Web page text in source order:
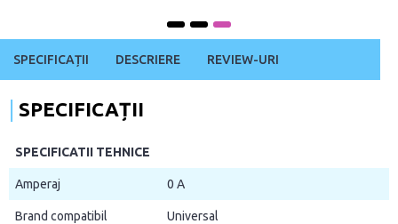
SPECIFICAȚII DESCRIERE REVIEW-URI
SPECIFICAȚII
SPECIFICATII TEHNICE
Amperaj 0 A
Brand compatibil Universal